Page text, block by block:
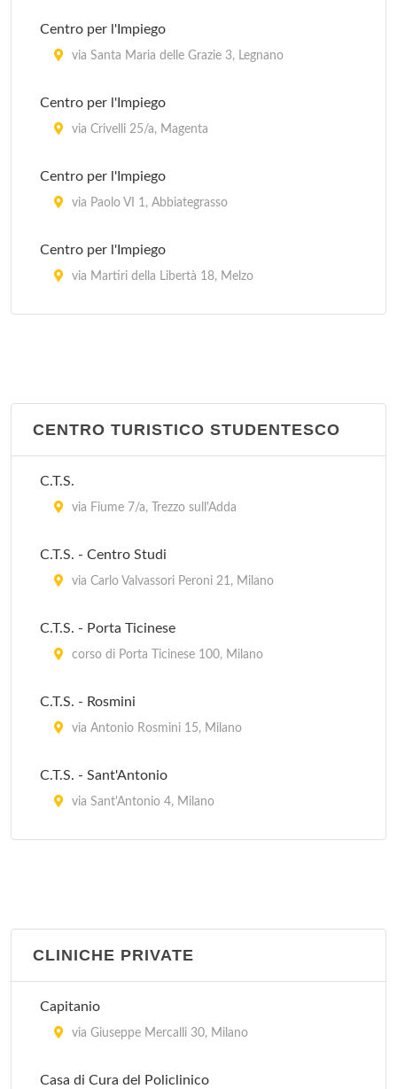
via Padova 257, Milano
via Prospero Finzi 10, Milano
via Gratasoglio 63, Milano
Centro per l'Impiego
via Santa Maria delle Grazie 3, Legnano
Centro per l'Impiego
via Crivelli 25/a, Magenta
Centro per l'Impiego
via Paolo VI 1, Abbiategrasso
Centro per l'Impiego
via Martiri della Libertà 18, Melzo
via Gardenie 1, Rozzano
CENTRO TURISTICO STUDENTESCO
C.T.S.
via Fiume 7/a, Trezzo sull'Adda
C.T.S. - Centro Studi
via Carlo Valvassori Peroni 21, Milano
C.T.S. - Porta Ticinese
corso di Porta Ticinese 100, Milano
C.T.S. - Rosmini
via Antonio Rosmini 15, Milano
C.T.S. - Sant'Antonio
via Sant'Antonio 4, Milano
CLINICHE PRIVATE
Capitanio
via Giuseppe Mercalli 30, Milano
Casa di Cura del Policlinico